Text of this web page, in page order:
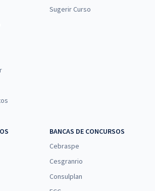
Sugerir Curso
BANCAS DE CONCURSOS
Cebraspe
Cesgranrio
Consulplan